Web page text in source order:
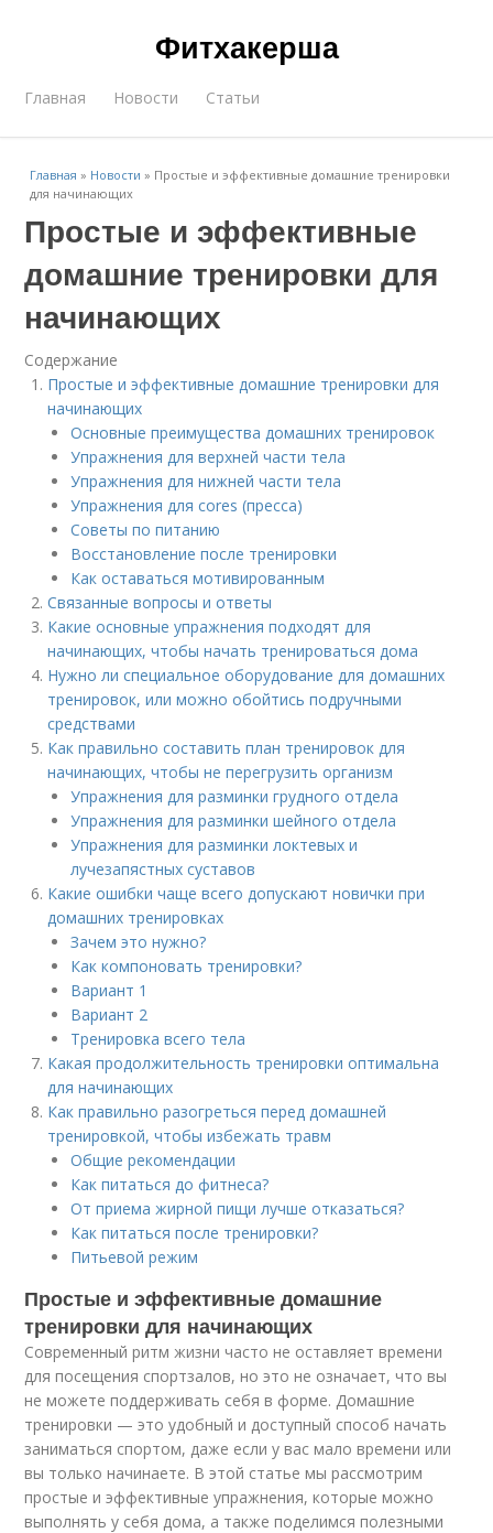
Фитхакерша
Главная Новости Статьи
Главная » Новости » Простые и эффективные домашние тренировки
для начинающих
Простые и эффективные
домашние тренировки для
начинающих
Содержание
Простые и эффективные домашние тренировки для
начинающих
Основные преимущества домашних тренировок
Упражнения для верхней части тела
Упражнения для нижней части тела
Упражнения для cores (пресса)
Советы по питанию
Восстановление после тренировки
Как оставаться мотивированным
Связанные вопросы и ответы
Какие основные упражнения подходят для
начинающих, чтобы начать тренироваться дома
Нужно ли специальное оборудование для домашних
тренировок, или можно обойтись подручными
средствами
Как правильно составить план тренировок для
начинающих, чтобы не перегрузить организм
Упражнения для разминки грудного отдела
Упражнения для разминки шейного отдела
Упражнения для разминки локтевых и
лучезапястных суставов
Какие ошибки чаще всего допускают новички при
домашних тренировках
Зачем это нужно?
Как компоновать тренировки?
Вариант 1
Вариант 2
Тренировка всего тела
Какая продолжительность тренировки оптимальна
для начинающих
Как правильно разогреться перед домашней
тренировкой, чтобы избежать травм
Общие рекомендации
Как питаться до фитнеса?
От приема жирной пищи лучше отказаться?
Как питаться после тренировки?
Питьевой режим
Простые и эффективные домашние
тренировки для начинающих
Современный ритм жизни часто не оставляет времени
для посещения спортзалов, но это не означает, что вы
не можете поддерживать себя в форме. Домашние
тренировки — это удобный и доступный способ начать
заниматься спортом, даже если у вас мало времени или
вы только начинаете. В этой статье мы рассмотрим
простые и эффективные упражнения, которые можно
выполнять у себя дома, а также поделимся полезными